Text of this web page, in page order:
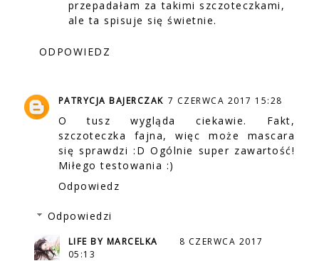
przepadałam za takimi szczoteczkami,
ale ta spisuje się świetnie.
ODPOWIEDZ
PATRYCJA BAJERCZAK 7 CZERWCA 2017 15:28
O tusz wygląda ciekawie. Fakt,
szczoteczka fajna, więc może mascara
się sprawdzi :D Ogólnie super zawartość!
Miłego testowania :)
Odpowiedz
Odpowiedzi
LIFE BY MARCELKA
8 CZERWCA 2017
05:13